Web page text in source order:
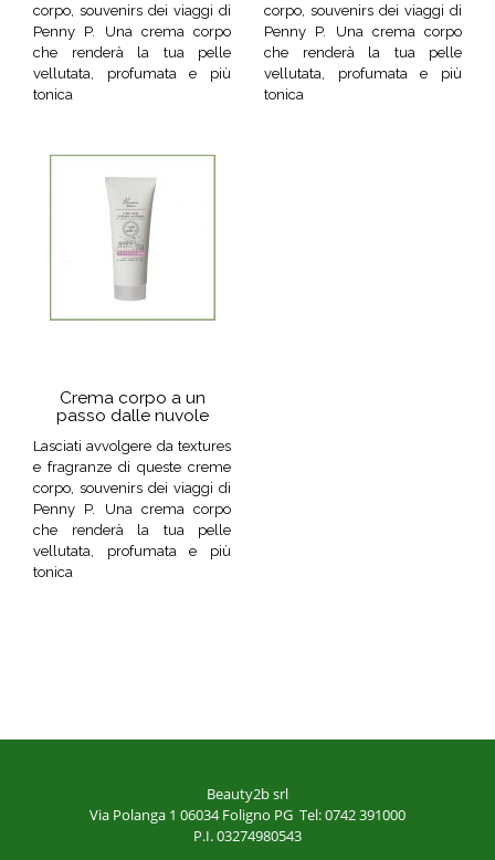
corpo, souvenirs dei viaggi di
Penny P. Una crema corpo
che renderà la tua pelle
vellutata, profumata e più
tonica
corpo, souvenirs dei viaggi di
Penny P. Una crema corpo
che renderà la tua pelle
vellutata, profumata e più
tonica
Crema corpo a un
passo dalle nuvole
Lasciati avvolgere da textures
e fragranze di queste creme
corpo, souvenirs dei viaggi di
Penny P. Una crema corpo
che renderà la tua pelle
vellutata, profumata e più
tonica
Beauty2b srl
Via Polanga 1 06034 Foligno PG Tel: 0742 391000
P.I. 03274980543